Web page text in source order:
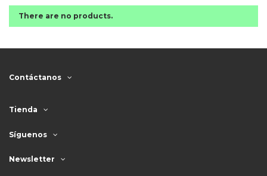
There are no products.
Contáctanos
Tienda
Síguenos
Newsletter